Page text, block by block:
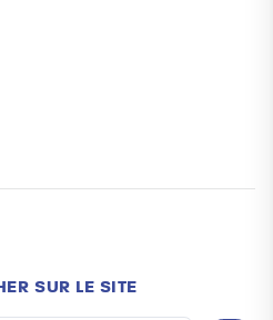
SUR LE SITE